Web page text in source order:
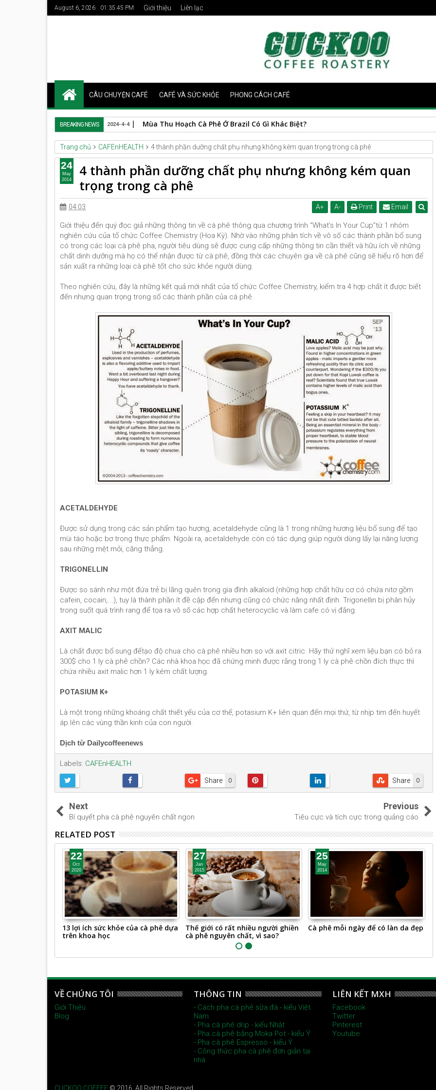
August 6, 2026 01:35:46 PM Giới thiệu Liên lạc
CÂU CHUYỆN CAFÉ CAFÉ VÀ SỨC KHỎE PHONG CÁCH CAFÉ
BREAKING NEWS Mùa Thu Hoạch Cà Phê Ở Brazil Có Gì Khác Biệt?
2024-4-4
Trang chủ CAFEnHEALTH 4 thành phần dưỡng chất phụ nhưng không kém quan trọng trong cà phê
4 thành phần dưỡng chất phụ nhưng không kém quan
trọng trong cà phê
04:03 A+ A- Print Email
Giới thiệu đến quý đọc giả những thông tin về cà phê thông qua chương trình “What’s In Your Cup”từ 1 nhóm
nghiên cứu của tổ chức Coffee Chemistry (Hoa Kỳ). Nhờ vào những phân tích về vô số các thành phần bổ sung
có trong các loại cà phê pha, người tiêu dùng sẽ được cung cấp những thông tin cần thiết và hữu ích về những
chất dinh dưỡng mà họ có thể nhận được từ cà phê, đồng thời các chuyên gia về cà phê cũng sẽ hiểu rõ hơn để
sản xuất ra những loại cà phê tốt cho sức khỏe người dùng.
Theo nghiên cứu, đây là những kết quả mới nhất của tổ chức Coffee Chemistry, kiểm tra 4 hợp chất ít được biết
đến nhưng quan trọng trong số các thành phần của cà phê.
ACETALDEHYDE
Được sử dụng trong các sản phẩm tạo hương, acetaldehyde cũng là 1 trong những hương liệu bổ sung để tạo
mùi táo hoặc bơ trong thực phẩm. Ngoài ra, acetaldehyde còn có tác dụng giúp người dùng lấy lại năng lượng
sau những mệt mỏi, căng thẳng.
TRIGONELLIN
Được so sánh như một đứa trẻ bị lãng quên trong gia đình alkaloid (những hợp chất hữu cơ có chứa nitơ gồm
cafein, cocain,...), tuy là thành phần ít đề cập đến nhưng cũng có chức năng nhất định. Trigonellin bị phân hủy
trong suốt quá trình rang để tọa ra vô số các hợp chất heterocyclic và làm cafe có vị đắng.
AXIT MALIC
Là chất được bổ sung đểtạo độ chua cho cà phê nhiều hơn so với axit citric. Hãy thử nghĩ xem liệu bạn có bỏ ra
300$ cho 1 ly cà phê chồn? Các nhà khoa học đã chứng minh được rằng trong 1 ly cà phê chồn đích thực thì
chứa nhiều axit malic hơn 1 ly kém chất lượng.
POTASIUM K+
Là một trong những khoáng chất thiết yếu của cơ thể, potasium K+ liên quan đến mọi thứ, từ nhịp tim đến huyết
áp lên các vùng thần kinh của con người.
Dịch từ Dailycoffeenews
Labels: CAFEnHEALTH
0
Share 0
Share
24
May
2014
Next
Bí quyết pha cà phê nguyên chất ngon
Previous
Tiêu cực và tích cực trong quảng cáo
RELATED POST
22
Oct
2020
13 lợi ích sức khỏe của cà phê dựa
trên khoa học
27
Jan
2015
Thế giới có rất nhiều người ghiền
cà phê nguyên chất, vì sao?
25
May
2014
Cà phê mỗi ngày để có làn da đẹp
VỀ CHÚNG TÔI
Giới Thiệu
Blog
THÔNG TIN
- Cách pha cà phê sữa đá - kiểu Việt
Nam
- Pha cà phê drip - kiểu Nhật
- Pha cà phê bằng Moka Pot - kiểu Ý
- Pha cà phê Espresso - kiểu Ý
- Công thức pha cà phê đơn giản tại
nhà
LIÊN KẾT MXH
Facebook
Twitter
Pinterest
Youtube
CUCKOO COFFEE © 2016. All Rights Reserved.